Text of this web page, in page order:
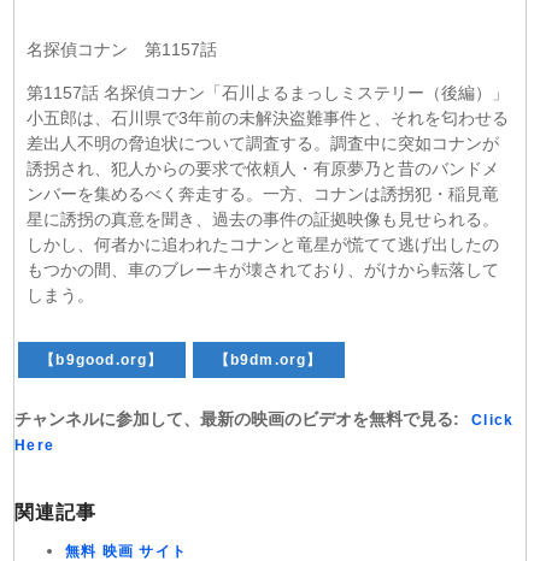
名探偵コナン 第1157話
第1157話 名探偵コナン「石川よるまっしミステリー（後編）」
小五郎は、石川県で3年前の未解決盗難事件と、それを匂わせる
差出人不明の脅迫状について調査する。調査中に突如コナンが
誘拐され、犯人からの要求で依頼人・有原夢乃と昔のバンドメ
ンバーを集めるべく奔走する。一方、コナンは誘拐犯・稲見竜
星に誘拐の真意を聞き、過去の事件の証拠映像も見せられる。
しかし、何者かに追われたコナンと竜星が慌てて逃げ出したの
もつかの間、車のブレーキが壊されており、がけから転落して
しまう。
【b9good.org】 【b9dm.org】
チャンネルに参加して、最新の映画のビデオを無料で見る:
Click
Here
関連記事
無料 映画 サイト